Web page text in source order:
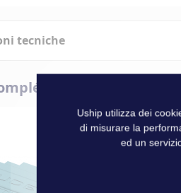
tecniche
Uship utilizza dei
di misurare la
ed un